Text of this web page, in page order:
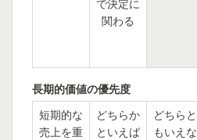
で決定に
関わる
長期的価値の優先度
短期的な
売上を重
どちらか
といえば
どちらと
もいえな